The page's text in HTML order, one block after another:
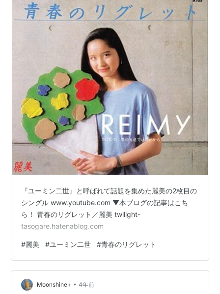
『ユーミン二世』と呼ばれて話題を集めた麗美の2枚目の
シングル www.youtube.com ▼本ブログの記事はこち
ら！ 青春のリグレット／麗美 twilight-
tasogare.hatenablog.com
#麗美 #ユーミン二世 #青春のリグレット
Moonshine+ • 4年前